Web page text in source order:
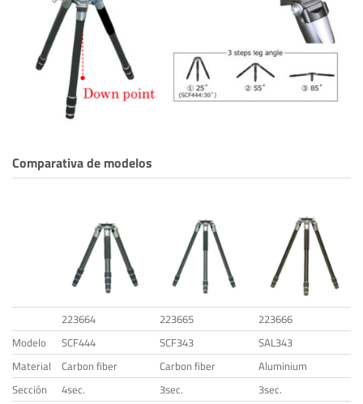
Comparativa de modelos
223664 223665
223666
Modelo
SCF444 SCF343
SAL343
Material
Carbon fiber Carbon fiber
Aluminium
Sección
4sec. 3sec.
3sec.